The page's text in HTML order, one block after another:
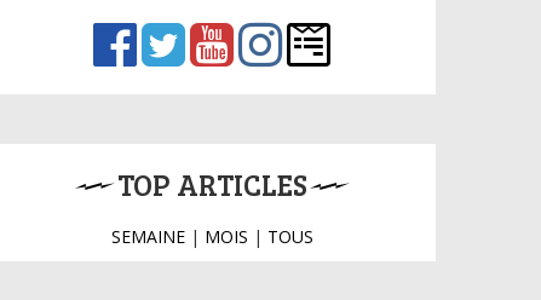
TOP ARTICLES
SEMAINE| MOIS | TOUS